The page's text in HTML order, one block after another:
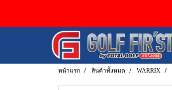
หน้าแรก สินค้าทั้งหมด WARRIX